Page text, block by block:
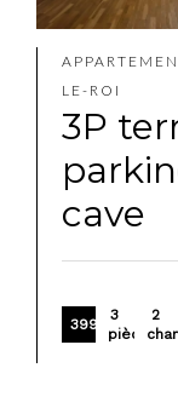
LE-ROI
3P
cave
399 000 €
3
pièces
2